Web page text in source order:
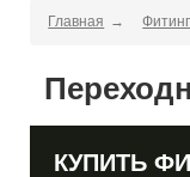
Главная
КУПИТЬ